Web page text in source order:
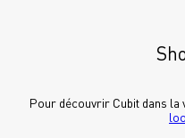
Pour découvrir Cubit dans la